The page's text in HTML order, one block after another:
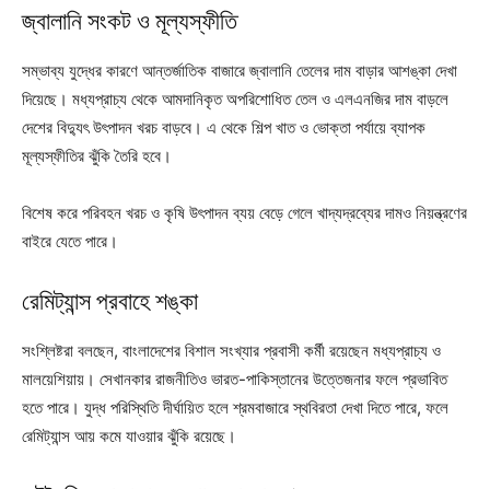
জ্বালানি সংকট ও মূল্যস্ফীতি
সম্ভাব্য যুদ্ধের কারণে আন্তর্জাতিক বাজারে জ্বালানি তেলের দাম বাড়ার আশঙ্কা দেখা
দিয়েছে। মধ্যপ্রাচ্য থেকে আমদানিকৃত অপরিশোধিত তেল ও এলএনজির দাম বাড়লে
দেশের বিদ্যুৎ উৎপাদন খরচ বাড়বে। এ থেকে শিল্প খাত ও ভোক্তা পর্যায়ে ব্যাপক
মূল্যস্ফীতির ঝুঁকি তৈরি হবে।
বিশেষ করে পরিবহন খরচ ও কৃষি উৎপাদন ব্যয় বেড়ে গেলে খাদ্যদ্রব্যের দামও নিয়ন্ত্রণের
বাইরে যেতে পারে।
রেমিট্যান্স প্রবাহে শঙ্কা
সংশ্লিষ্টরা বলছেন, বাংলাদেশের বিশাল সংখ্যার প্রবাসী কর্মী রয়েছেন মধ্যপ্রাচ্য ও
মালয়েশিয়ায়। সেখানকার রাজনীতিও ভারত-পাকিস্তানের উত্তেজনার ফলে প্রভাবিত
হতে পারে। যুদ্ধ পরিস্থিতি দীর্ঘায়িত হলে শ্রমবাজারে স্থবিরতা দেখা দিতে পারে, ফলে
রেমিট্যান্স আয় কমে যাওয়ার ঝুঁকি রয়েছে।